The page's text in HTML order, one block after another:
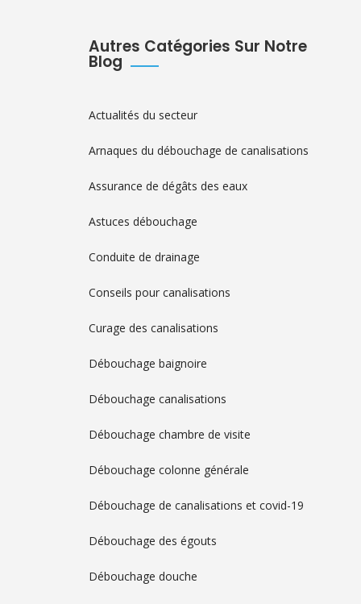
Autres Catégories Sur Notre
Blog
Actualités du secteur
Arnaques du débouchage de canalisations
Assurance de dégâts des eaux
Astuces débouchage
Conduite de drainage
Conseils pour canalisations
Curage des canalisations
Débouchage baignoire
Débouchage canalisations
Débouchage chambre de visite
Débouchage colonne générale
Débouchage de canalisations et covid-19
Débouchage des égouts
Débouchage douche